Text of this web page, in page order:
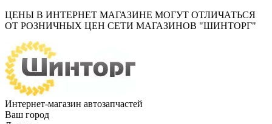
ЦЕНЫ В ИНТЕРНЕТ МАГАЗИНЕ МОГУТ ОТЛИЧАТЬСЯ
ОТ РОЗНИЧНЫХ ЦЕН СЕТИ МАГАЗИНОВ "ШИНТОРГ"
Интернет-магазин автозапчастей
Ваш город